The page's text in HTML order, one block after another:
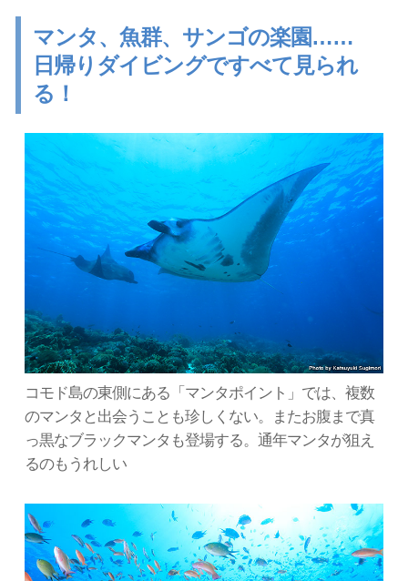
マンタ、魚群、サンゴの楽園……
日帰りダイビングですべて見られ
る！
コモド島の東側にある「マンタポイント」では、複数
のマンタと出会うことも珍しくない。またお腹まで真
っ黒なブラックマンタも登場する。通年マンタが狙え
るのもうれしい